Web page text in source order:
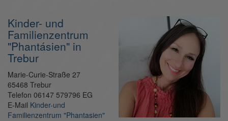
Kinder- und
Familienzentrum
"Phantásien" in
Trebur
Marie-Curie-Straße 27
65468 Trebur
Telefon 06147 579796 EG
E-Mail Kinder-und
Familienzentrum "Phantasien"